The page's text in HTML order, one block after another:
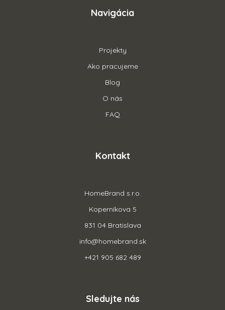
Navigácia
Projekty
Ako pracujeme
Blog
O nás
FAQ
Kontakt
HomeBrand s.r.o.
Koperníkova 5
831 04 Bratislava
info@homebrand.sk
+421 905 682 489
Sledujte nás